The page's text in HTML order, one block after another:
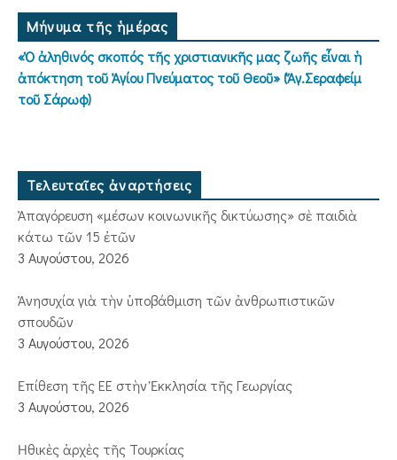
Μήνυμα τῆς ἡμέρας
«Ὁ ἀληθινός σκοπός τῆς χριστιανικῆς μας ζωῆς εἶναι ἡ
ἀπόκτηση τοῦ Ἁγίου Πνεύματος τοῦ Θεοῦ» (Ἅγ.Σεραφείμ
τοῦ Σάρωφ)
Τελευταῖες ἀναρτήσεις
Ἀπαγόρευση «μέσων κοινωνικῆς δικτύωσης» σὲ παιδιὰ
κάτω τῶν 15 ἐτῶν
3 Αυγούστου, 2026
Ἀνησυχία γιὰ τὴν ὑποβάθμιση τῶν ἀνθρωπιστικῶν
σπουδῶν
3 Αυγούστου, 2026
Ἐπίθεση τῆς ΕΕ στὴν Ἐκκλησία τῆς Γεωργίας
3 Αυγούστου, 2026
Ἠθικὲς ἀρχὲς τῆς Τουρκίας